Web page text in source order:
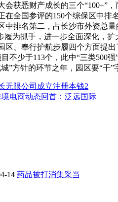
会获悉财产成长的三个“100+”
在全国参评的150个综保区中排
中排名第二，占长沙市外资总
履为抓手，进一步全面深化，
区、奉行护航步履四个方面提
不少于113个，此中“三类500
”方针的环节之年，园区要“干
无限公司成立注册本钱2
境电商动态回首：泛远国际
14 药品被打消集采当